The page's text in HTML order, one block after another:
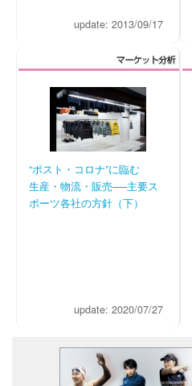
update: 2013/09/17
“ポスト・コロナ”に臨む
生産・物流・販売──主要ス
ポーツ各社の方針（下）
update: 2020/07/27